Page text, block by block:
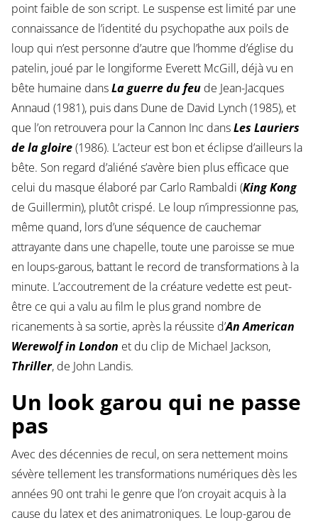
point faible de son script. Le suspense est limité par une
connaissance de l’identité du psychopathe aux poils de
loup qui n’est personne d’autre que l’homme d’église du
patelin, joué par le longiforme Everett McGill, déjà vu en
bête humaine dansLa guerre du feu de Jean-Jacques
Annaud (1981), puis dans Dune de David Lynch (1985), et
que l’on retrouvera pour la Cannon Inc dansLes Lauriers
de la gloire(1986). L’acteur est bon et éclipse d’ailleurs la
bête. Son regard d’aliéné s’avère bien plus efficace que
celui du masque élaboré par Carlo Rambaldi (King Kong
de Guillermin), plutôt crispé. Le loup n’impressionne pas,
même quand, lors d’une séquence de cauchemar
attrayante dans une chapelle, toute une paroisse se mue
en loups-garous, battant le record de transformations à la
minute. L’accoutrement de la créature vedette est peut-
être ce qui a valu au film le plus grand nombre de
ricanements à sa sortie, après la réussite d’An American
Werewolf in London et du clip de Michael Jackson,
Thriller, de John Landis.
Un look garou qui ne passe
pas
Avec des décennies de recul, on sera nettement moins
sévère tellement les transformations numériques dès les
années 90 ont trahi le genre que l’on croyait acquis à la
cause du latex et des animatroniques. Le loup-garou de